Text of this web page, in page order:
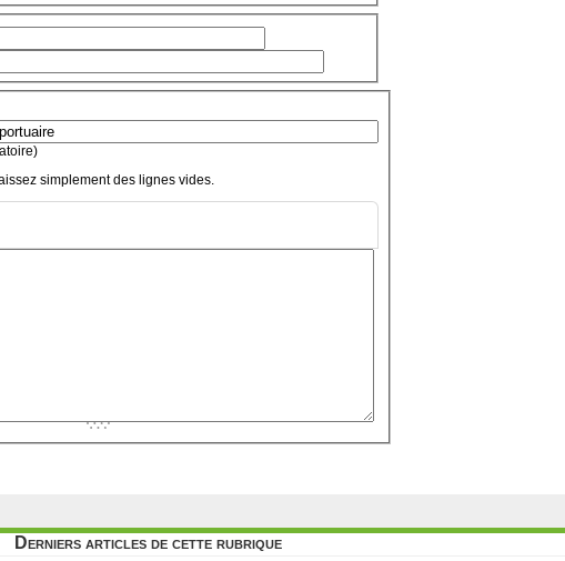
simplement des lignes vides.
Derniers articles de cette rubrique